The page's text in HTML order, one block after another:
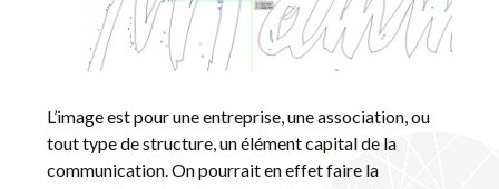
L’image est pour une entreprise, une association, ou
tout type de structure, un élément capital de la
communication. On pourrait en effet faire la